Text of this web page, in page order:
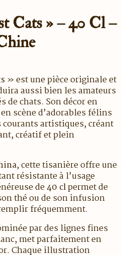
Cats » – 40 Cl –
»est une pièce originale et
aussi bien les amateurs
de chats. Son décor en
scène d’adorables félins
artistiques, créant
créatif et plein
, cette tisanière offre une
résistante à l’usage
de40 clpermet de
thé ou de son infusion
fréquemment.
par des lignes fines
met parfaitement en
Chaque illustration